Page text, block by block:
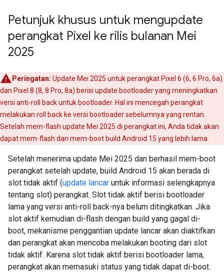
Petunjuk khusus untuk mengupdate
perangkat Pixel ke rilis bulanan Mei
2025
Peringatan: Update Mei 2025 untuk perangkat Pixel 6 (6, 6 Pro, 6a)
dan Pixel 8 (8, 8 Pro, 8a) berisi update bootloader yang meningkatkan
versi anti-roll back untuk bootloader. Hal ini mencegah perangkat
melakukan roll back ke versi bootloader sebelumnya yang rentan.
Setelah mem-flash update Mei 2025 di perangkat ini, Anda tidak akan
dapat mem-flash dan mem-boot build Android 15 yang lebih lama.
Setelah menerima update Mei 2025 dan berhasil mem-boot
perangkat setelah update, build Android 15 akan berada di
slot tidak aktif (update lancar untuk informasi selengkapnya
tentang slot) perangkat. Slot tidak aktif berisi bootloader
lama yang versi anti-roll back-nya belum ditingkatkan. Jika
slot aktif kemudian di-flash dengan build yang gagal di-
boot, mekanisme penggantian update lancar akan diaktifkan
dan perangkat akan mencoba melakukan booting dari slot
tidak aktif. Karena slot tidak aktif berisi bootloader lama,
perangkat akan memasuki status yang tidak dapat di-boot.